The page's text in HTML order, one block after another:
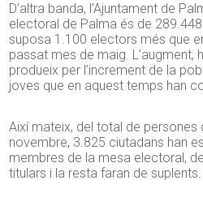
D’altra banda, l’Ajuntament de
electoral de Palma és de
suposa 1.100 electors més que
passat mes de maig. L’augment,
produeix per l’increment de la
joves que en aquest temps han
Així mateix, del total de
novembre, 3.825 ciutadans han
membres de la mesa electoral,
titulars i la resta faran de suplents.